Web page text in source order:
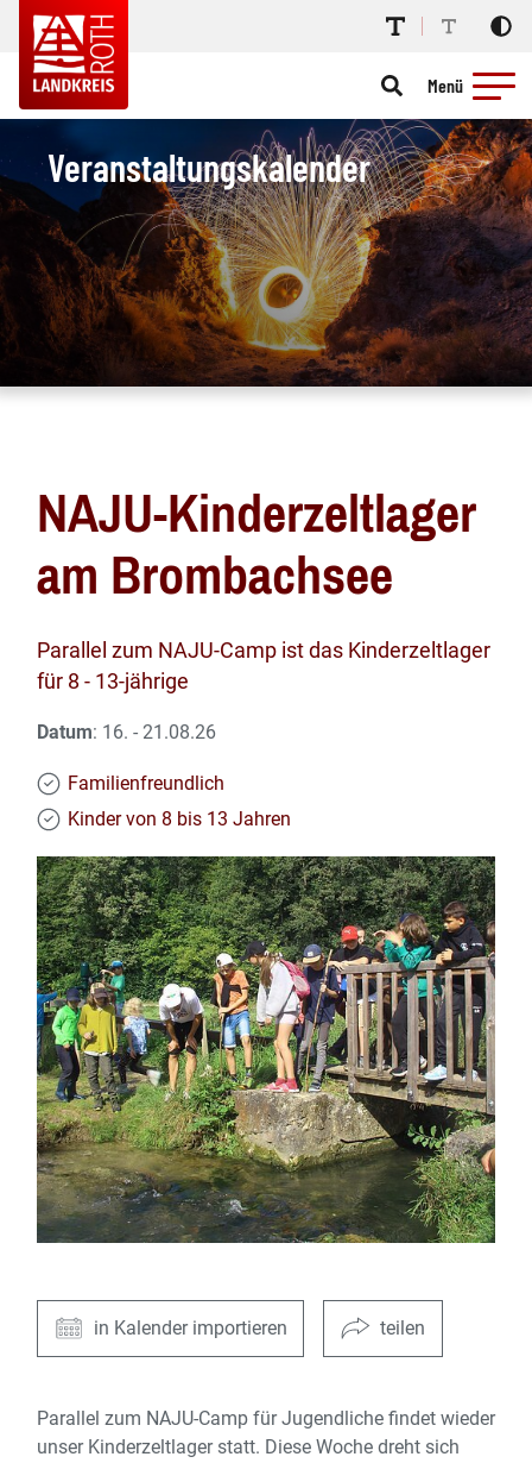
Menü
Veranstaltungskalender